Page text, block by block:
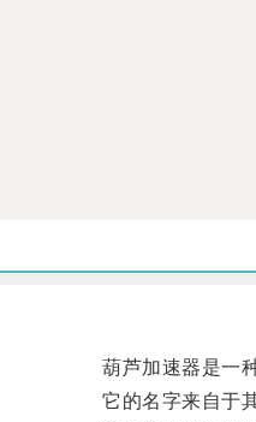
葫芦加速器是一种
它的名字来自于其